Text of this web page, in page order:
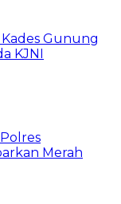
Gunung
KJNI
Merah